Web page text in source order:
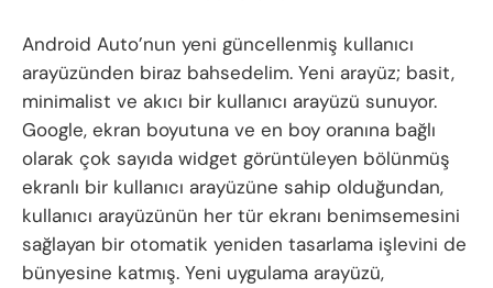
Android Auto’nun yeni güncellenmiş kullanıcı
arayüzünden biraz bahsedelim. Yeni arayüz; basit,
minimalist ve akıcı bir kullanıcı arayüzü sunuyor.
Google, ekran boyutuna ve en boy oranına bağlı
olarak çok sayıda widget görüntüleyen bölünmüş
ekranlı bir kullanıcı arayüzüne sahip olduğundan,
kullanıcı arayüzünün her tür ekranı benimsemesini
sağlayan bir otomatik yeniden tasarlama işlevini de
bünyesine katmış. Yeni uygulama arayüzü,